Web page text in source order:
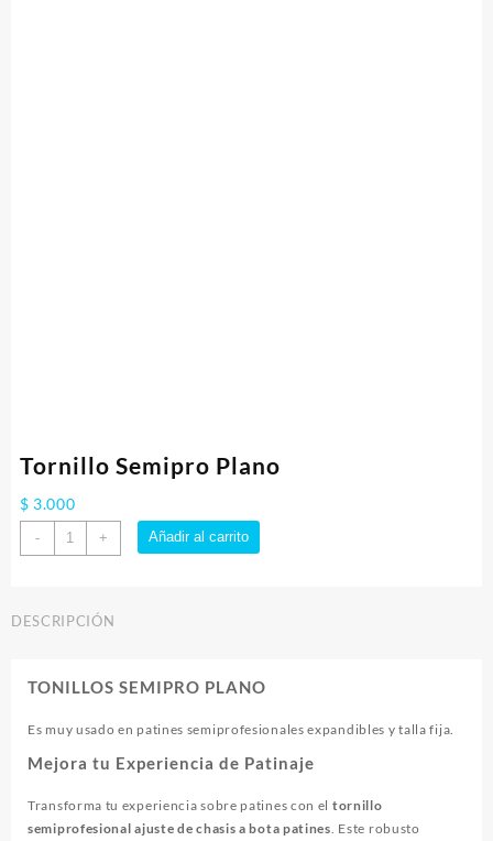
Tornillo Semipro Plano
$ 3.000
-
Tornillo
Semipro
+ Añadir al carrito
DESCRIPCIÓN
TONILLOS SEMIPRO PLANO
Es muy usado en patines semiprofesionales expandibles y talla fija.
Mejora tu Experiencia de Patinaje
Transforma tu experiencia sobre patines con el tornillo
semiprofesional ajuste de chasis a bota patines . Este robusto